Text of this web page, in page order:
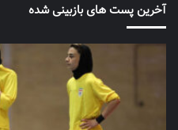
آخرین پست های بازبینی شده